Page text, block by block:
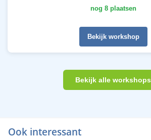
nog 8 plaatsen
Bekijk workshop
Bekijk alle workshops
Ook interessant